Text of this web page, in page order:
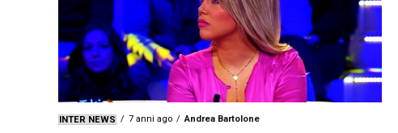
INTER NEWS 7 anni ago Andrea Bartolone